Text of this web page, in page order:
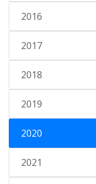
2016
2017
2018
2019
2020
2021